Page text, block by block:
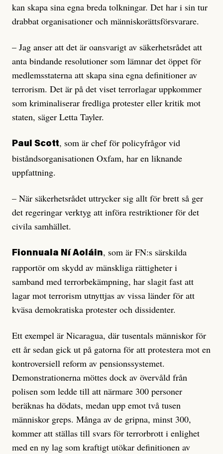
kan skapa sina egna breda tolkningar. Det har i sin tur
drabbat organisationer och människorättsförsvarare.
– Jag anser att det är oansvarigt av säkerhetsrådet att
anta bindande resolutioner som lämnar det öppet för
medlemsstaterna att skapa sina egna definitioner av
terrorism. Det är på det viset terrorlagar uppkommer
som kriminaliserar fredliga protester eller kritik mot
staten, säger Letta Tayler.
Paul Scott, som är chef för policyfrågor vid
biståndsorganisationen Oxfam, har en liknande
uppfattning.
– När säkerhetsrådet uttrycker sig allt för brett så ger
det regeringar verktyg att införa restriktioner för det
civila samhället.
Fionnuala Ní Aoláin, som är FN:s särskilda
rapportör om skydd av mänskliga rättigheter i
samband med terrorbekämpning, har slagit fast att
lagar mot terrorism utnyttjas av vissa länder för att
kväsa demokratiska protester och dissidenter.
Ett exempel är Nicaragua, där tusentals människor för
ett år sedan gick ut på gatorna för att protestera mot en
kontroversiell reform av pensionssystemet.
Demonstrationerna möttes dock av övervåld från
polisen som ledde till att närmare 300 personer
beräknas ha dödats, medan upp emot två tusen
människor greps. Många av de gripna, minst 300,
kommer att ställas till svars för terrorbrott i enlighet
med en ny lag som kraftigt utökar definitionen av